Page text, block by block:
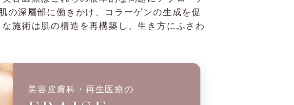
深層部に働きかけ、コラーゲンの生成を促
施術は肌の構造を再構築し、生き方にふさわ
美容皮膚科・再生医療の